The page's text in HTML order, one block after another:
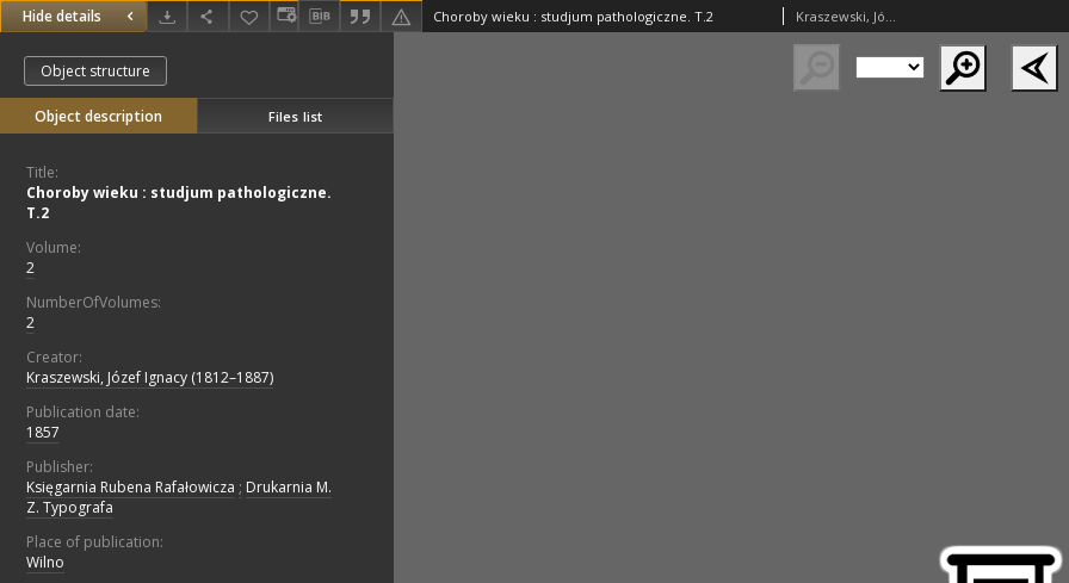
Hide details Choroby wieku : studjum pathologiczne. T.2 Kraszewski, Józef Ignacy (1812–1887)
Object structure
Object description Files list
Title:
Choroby wieku : studjum pathologiczne.
T.2
Volume:
2
NumberOfVolumes:
2
Creator:
Kraszewski, Józef Ignacy (1812–1887)
Publication date:
1857
Publisher:
Księgarnia Rubena Rafałowicza ; Drukarnia M.
Z. Typografa
Place of publication:
Wilno